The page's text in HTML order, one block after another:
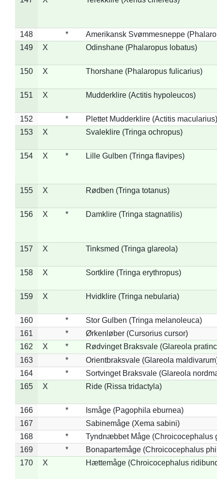
148 *
Amerikansk Svømmesneppe
149
X Odinshane (Phalaropus lobatus)
150 X Thorshane (Phalaropus fulicarius)
151 X Mudderklire (Actitis hypoleucos)
152 *
Plettet Mudderklire (Actitis macularius)
153
X Svaleklire (Tringa ochropus)
154 X * Lille Gulben (Tringa flavipes)
155 X Rødben (Tringa totanus)
156 X * Damklire (Tringa stagnatilis)
157 X Tinksmed (Tringa glareola)
158 X Sortklire (Tringa erythropus)
159 X Hvidklire (Tringa nebularia)
160 *
Stor Gulben (Tringa melanoleuca)
161
*
Ørkenløber (Cursorius cursor)
162
X *
Rødvinget Braksvale (Glareola
163
*
Orientbraksvale (Glareola
164
*
Sortvinget Braksvale (Glareola
165
X Ride (Rissa tridactyla)
166 *
Ismåge (Pagophila eburnea)
167
Sabinemåge (Xema sabini)
168
*
Tyndnæbbet Måge (Chroicocephalus
169
*
Bonapartemåge (Chroicocephalus
170
X Hættemåge (Chroicocephalus